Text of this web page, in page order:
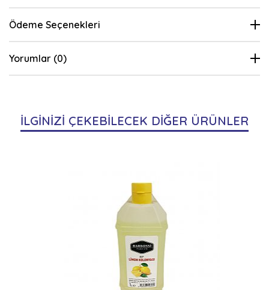
Ödeme Seçenekleri
Yorumlar (0)
İLGİNİZİ ÇEKEBİLECEK DİĞER ÜRÜNLER